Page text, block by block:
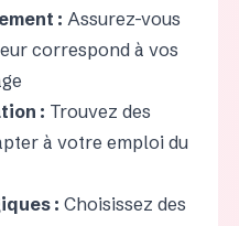
: Assurez-vous
correspond à vos
: Trouvez des
à votre emploi du
: Choisissez des